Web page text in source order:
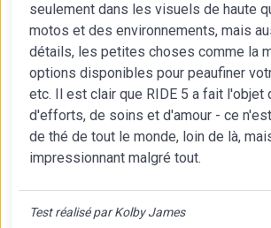
seulement dans les visuels de haute
motos et des environnements, mais
détails, les petites choses comme la
options disponibles pour peaufiner
etc. Il est clair que RIDE 5 a fait l'objet
d'efforts, de soins et d'amour - ce
de thé de tout le monde, loin de là,
impressionnant malgré tout.
Test réalisé par Kolby James